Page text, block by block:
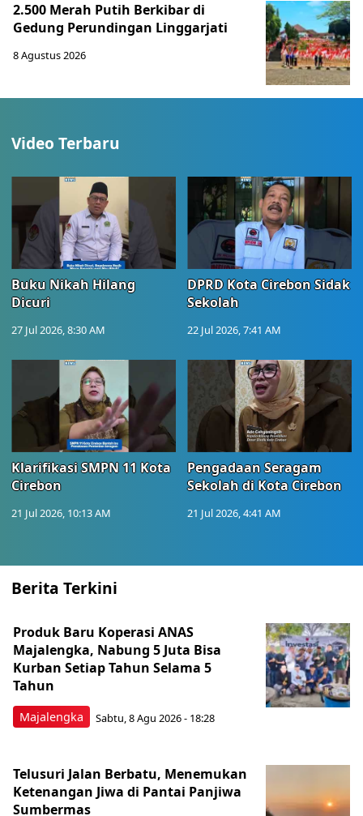
2.500 Merah Putih Berkibar di
Gedung Perundingan Linggarjati
8 Agustus 2026
Video Terbaru
Buku Nikah Hilang
Dicuri
27 Jul 2026, 8:30 AM
DPRD Kota Cirebon Sidak
Sekolah
22 Jul 2026, 7:41 AM
Klarifikasi SMPN 11 Kota
Cirebon
21 Jul 2026, 10:13 AM
Pengadaan Seragam
Sekolah di Kota Cirebon
21 Jul 2026, 4:41 AM
Berita Terkini
Majalengka
Produk Baru Koperasi ANAS
Majalengka, Nabung 5 Juta Bisa
Kurban Setiap Tahun Selama 5
Tahun
Sabtu, 8 Agu 2026 - 18:28
Telusuri Jalan Berbatu, Menemukan
Ketenangan Jiwa di Pantai Panjiwa
Sumbermas